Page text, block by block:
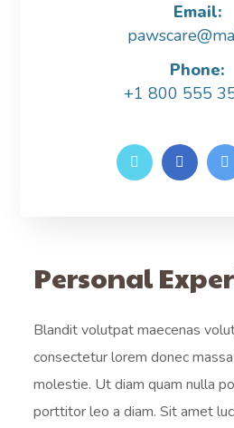
Email:
Phone:
+1 800 555
Personal
Blandit volutpat maecenas
consectetur lorem donec
molestie. Ut diam quam nulla
porttitor leo a diam. Sit amet